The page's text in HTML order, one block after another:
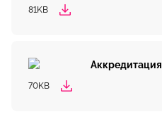
81KB
Аккредитация
70KB